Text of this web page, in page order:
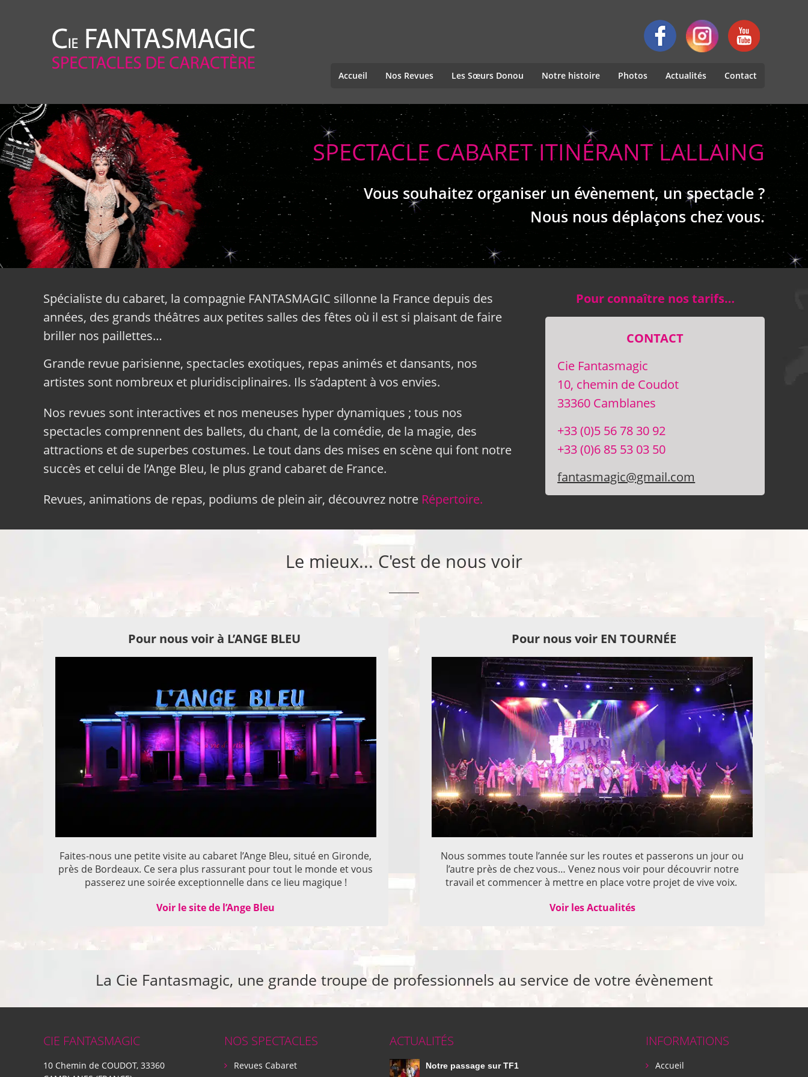
Accueil Nos Revues Les Sœurs Donou Notre histoire Photos Actualités Contact
SPECTACLE CABARET ITINÉRANT LALLAING
Vous souhaitez organiser un évènement, un spectacle ?
Nous nous déplaçons chez vous.
Spécialiste du cabaret, la compagnie FANTASMAGIC sillonne la France depuis des
années, des grands théâtres aux petites salles des fêtes où il est si plaisant de faire
briller nos paillettes…
Grande revue parisienne, spectacles exotiques, repas animés et dansants, nos
artistes sont nombreux et pluridisciplinaires. Ils s’adaptent à vos envies.
Nos revues sont interactives et nos meneuses hyper dynamiques ; tous nos
spectacles comprennent des ballets, du chant, de la comédie, de la magie, des
attractions et de superbes costumes. Le tout dans des mises en scène qui font notre
succès et celui de l’Ange Bleu, le plus grand cabaret de France.
Revues, animations de repas, podiums de plein air, découvrez notre Répertoire.
Pour connaître nos tarifs…
CONTACT
Cie Fantasmagic
10, chemin de Coudot
33360 Camblanes
+33 (0)5 56 78 30 92
+33 (0)6 85 53 03 50
fantasmagic@gmail.com
Le mieux... C'est de nous voir
Pour nous voir à L’ANGE BLEU
Faites-nous une petite visite au cabaret l’Ange Bleu, situé en Gironde,
près de Bordeaux. Ce sera plus rassurant pour tout le monde et vous
passerez une soirée exceptionnelle dans ce lieu magique !
Voir le site de l’Ange Bleu
Pour nous voir EN TOURNÉE
Nous sommes toute l’année sur les routes et passerons un jour ou
l’autre près de chez vous… Venez nous voir pour découvrir notre
travail et commencer à mettre en place votre projet de vive voix.
Voir les Actualités
La Cie Fantasmagic, une grande troupe de professionnels au service de votre évènement
CIE FANTASMAGIC
10 Chemin de COUDOT, 33360
NOS SPECTACLES
Revues Cabaret
ACTUALITÉS
Notre passage sur TF1
INFORMATIONS
Accueil